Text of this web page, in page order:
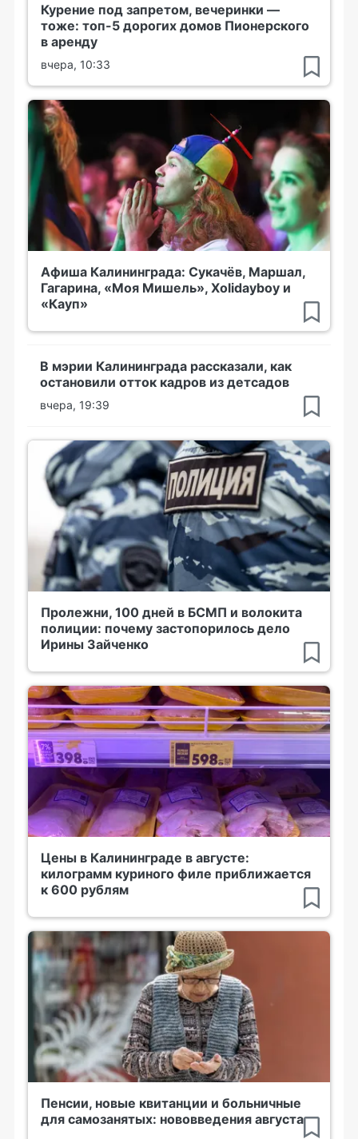
Курение под запретом, вечеринки —
тоже: топ-5 дорогих домов Пионерского
в аренду
вчера, 10:33
Афиша Калининграда: Сукачёв, Маршал,
Гагарина, «Моя Мишель», Xolidayboy и
«Кауп»
В мэрии Калининграда рассказали, как
остановили отток кадров из детсадов
вчера, 19:39
Пролежни, 100 дней в БСМП и волокита
полиции: почему застопорилось дело
Ирины Зайченко
Цены в Калининграде в августе:
килограмм куриного филе приближается
к 600 рублям
Пенсии, новые квитанции и больничные
для самозанятых: нововведения августа